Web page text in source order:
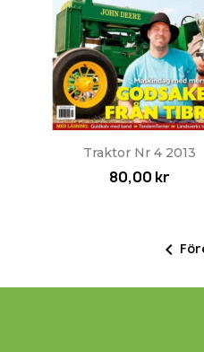
Snabbvy
Traktor Nr 4 2013
80,00 kr
